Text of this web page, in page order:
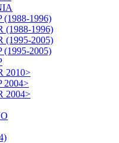
(1988-1996)
(1988-1996)
(1995-2005)
(1995-2005)
2010>
2004>
2004>